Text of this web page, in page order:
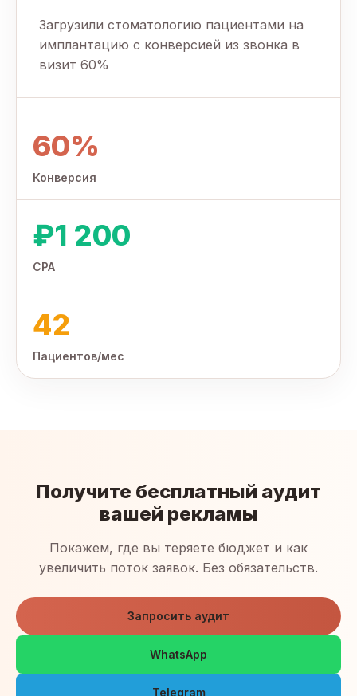
Загрузили стоматологию пациентами на
имплантацию с конверсией из звонка в
визит 60%
60%
Конверсия
₽1 200
CPA
42
Пациентов/мес
Получите бесплатный аудит
вашей рекламы
Покажем, где вы теряете бюджет и как
увеличить поток заявок. Без обязательств.
Запросить аудит
WhatsApp
Telegram